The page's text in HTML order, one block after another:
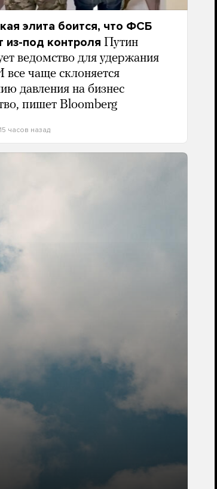
элита боится, что ФСБ
из-под контроля Путин
ведомство для удержания
все чаще склоняется
давления на бизнес
пишет Bloomberg
15 часов назад